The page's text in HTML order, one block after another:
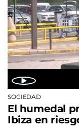
SOCIEDAD
El humedal
Ibiza en